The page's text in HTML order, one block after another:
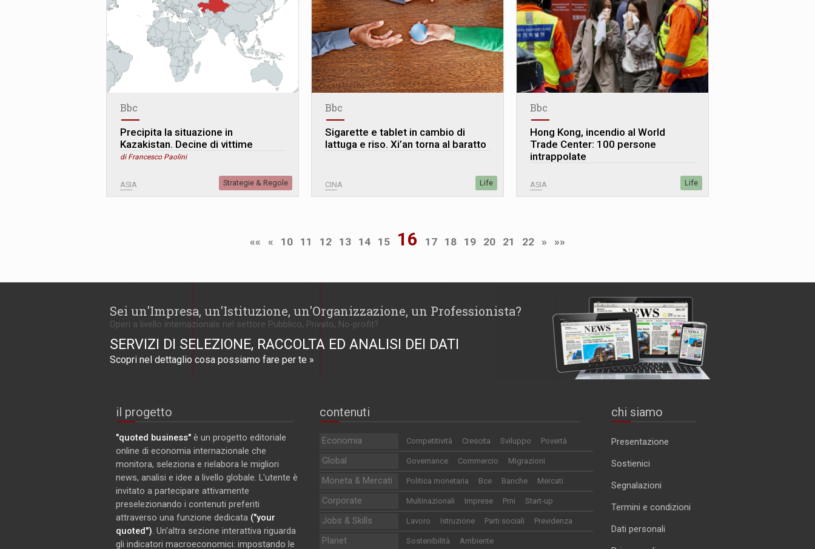
Bbc
Precipita la situazione in
Kazakistan. Decine di vittime
di Francesco Paolini
ASIA Strategie & Regole
Bbc
Sigarette e tablet in cambio di
lattuga e riso. Xi’an torna al baratto
CINA Life
Bbc
Hong Kong, incendio al World
Trade Center: 100 persone
intrappolate
ASIA Life
«« « 10 11 12 13 14 15 16 17 18 19 20 21 22 » »»
Sei un'Impresa, un'Istituzione, un'Organizzazione, un Professionista?
Operi a livello internazionale nel settore Pubblico, Privato, No-profit?
SERVIZI DI SELEZIONE, RACCOLTA ED ANALISI DEI DATI
Scopri nel dettaglio cosa possiamo fare per te »
il progetto
"quoted business" è un progetto editoriale
online di economia internazionale che
monitora, seleziona e rielabora le migliori
news, analisi e idee a livello globale. L'utente è
invitato a partecipare attivamente
preselezionando i contenuti preferiti
attraverso una funzione dedicata ("your
quoted"). Un'altra sezione interattiva riguarda
gli indicatori macroeconomici: impostando le
contenuti
Economia Competitività Crescita Sviluppo Povertà
Global Governance Commercio Migrazioni
Moneta & Mercati Politica monetaria Bce Banche Mercati
Corporate Multinazionali Imprese Pmi Start-up
Jobs & Skills Lavoro Istruzione Parti sociali Previdenza
Planet Sostenibilità Ambiente
chi siamo
Presentazione
Sostienici
Segnalazioni
Termini e condizioni
Dati personali